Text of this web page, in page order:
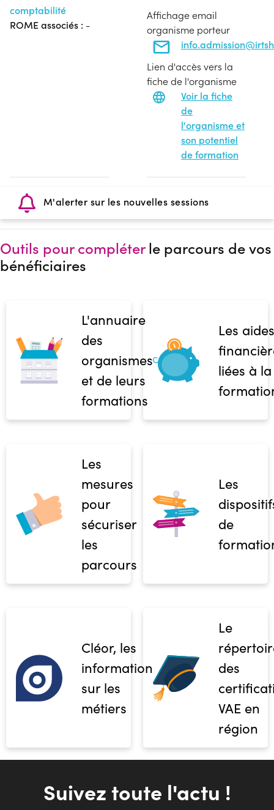
comptabilité
ROME associés : -
Affichage email
organisme porteur
Lien d'accès vers la
fiche de l'organisme
Voir la fiche
de
l'organisme et
son potentiel
de formation
M'alerter sur les nouvelles sessions
Outils pour compléterle parcours de vos
bénéficiaires
L'annuaire
des
organismes
et de leurs
formations
Les aides
liées à la
Les
mesures
pour
sécuriser
les
parcours
Les
de
Cléor, les
informations
sur les
métiers
Le
des
VAE en
région
Suivez toute l'actu !